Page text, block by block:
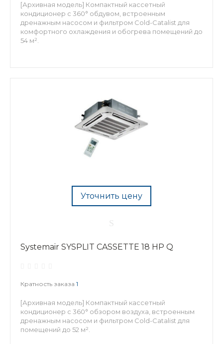
[Архивная модель] Компактный кассетный
кондиционер с 360° обдувом, встроенным
дренажным насосом и фильтром Cold-Catalist для
комфортного охлаждения и обогрева помещений до
54 м².
Уточнить цену
Systemair SYSPLIT CASSETTE 18 HP Q
Кратность заказа 1
[Архивная модель] Компактный кассетный
кондиционер с 360° обзором воздуха, встроенным
дренажным насосом и фильтром Cold-Catalist для
помещений до 52 м².